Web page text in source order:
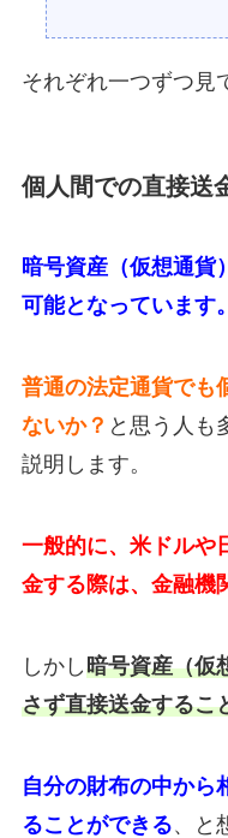
それぞれ一つずつ見
個人間での直接送
暗号資産（仮想通貨
可能となっています。
普通の法定通貨でも
ないか？ と思う人も
説明します。
一般的に、米ドルや
金する際は、金融機
しかし暗号資産（仮
さず直接送金するこ
自分の財布の中から
ることができる、と